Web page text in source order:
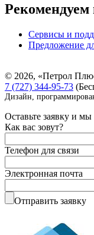
Рекомендуем
Сервисы и
Предложение
© 2026, «Петрол
7 (727) 344-95-73
Дизайн,
Оставьте заявку и
Как вас зовут?
Телефон для связи
Электронная почта
Отправить заявку